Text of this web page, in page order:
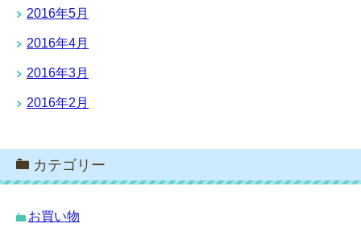
2016年5月
2016年4月
2016年3月
2016年2月
カテゴリー
お買い物